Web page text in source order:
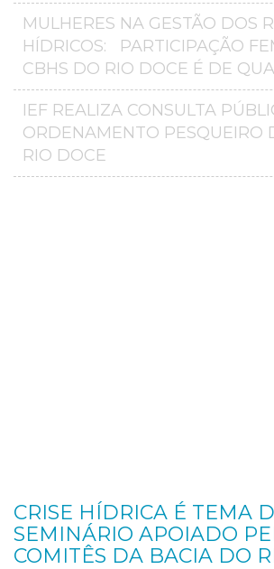
MULHERES NA GESTÃO DOS
HÍDRICOS: PARTICIPAÇÃO
CBHS DO RIO DOCE É DE
IEF REALIZA CONSULTA
ORDENAMENTO PESQUEIRO
RIO DOCE
CRISE HÍDRICA É TEMA
SEMINÁRIO APOIADO
COMITÊS DA BACIA DO